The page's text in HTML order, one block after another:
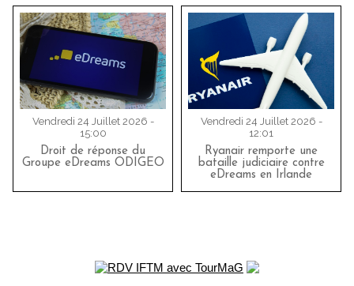
Vendredi 24 Juillet 2026 -
15:00
Droit de réponse du
Groupe eDreams ODIGEO
Vendredi 24 Juillet 2026 -
12:01
Ryanair remporte une
bataille judiciaire contre
eDreams en Irlande